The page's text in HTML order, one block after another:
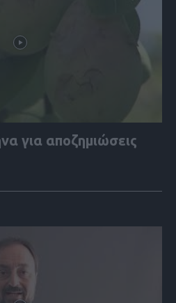
για αποζημιώσεις